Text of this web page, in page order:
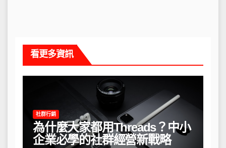
看更多資訊
社群行銷
為什麼大家都用Threads？中小
企業必學的社群經營新戰略